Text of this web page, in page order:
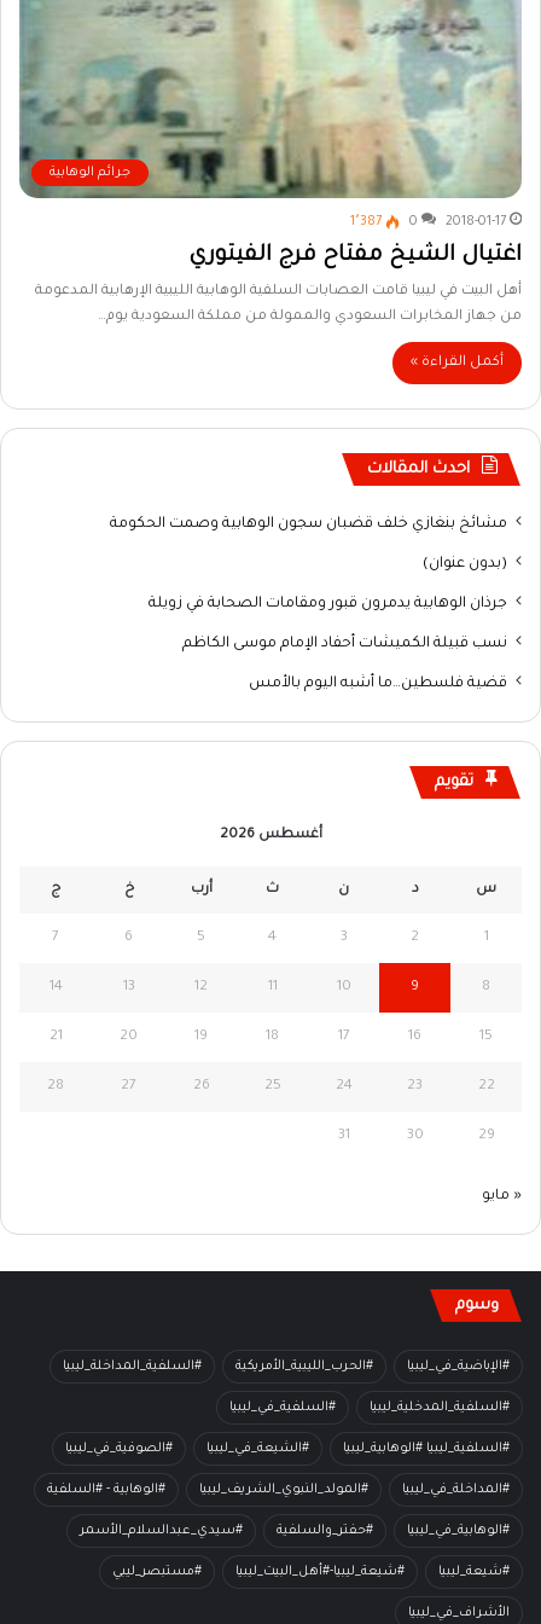
جرائم الوهابية
2018-01-17
0 1٬387
اغتيال الشيخ مفتاح فرج الفيتوري
أهل البيت في ليبيا قامت العصابات السلفية الوهابية الليبية الإرهابية المدعومة
من جهاز المخابرات السعودي والممولة من مملكة السعودية يوم…
أكمل القراءة »
احدث المقالات
مشائخ بنغازي خلف قضبان سجون الوهابية وصمت الحكومة
(بدون عنوان)
جرذان الوهابية يدمرون قبور ومقامات الصحابة في زويلة
نسب قبيلة الكميشات أحفاد الإمام موسى الكاظم
قضية فلسطين…ما أشبه اليوم بالأمس
تقويم
أغسطس 2026
س د ن ث أرب خ ج
1
2
3
4
5
6
7
8
9
10
11
12
13
14
15
16
17
18
19
20
21
22
23
24
25
26
27
28
29
30
31
« مايو
وسوم
#الإباضية_في_ليبيا #الحرب_الليبية_الأمريكية #السلفية_المداخلة_ليبيا
#السلفية_المدخلية_ليبيا #السلفية_في_ليبيا
#السلفية_ليبيا #الوهابية_ليبيا #الشيعة_في_ليبيا #الصوفية_في_ليبيا
#المداخلة_في_ليبيا #المولد_النبوي_الشريف_ليبيا #الوهابية - #السلفية
#الوهابية_في_ليبيا #حفتر_والسلفية #سيدي_عبدالسلام_الأسمر
#شيعة_ليبيا #شيعة_ليبيا-#أهل_البيت_ليبيا #مستبصر_ليبي
الأشراف_في_ليبيا